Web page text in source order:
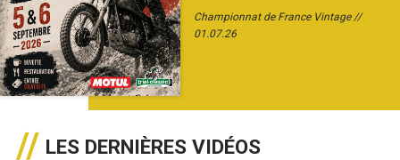
Championnat de France Vintage
01.07.26
LES DERNIÈRES VIDÉOS